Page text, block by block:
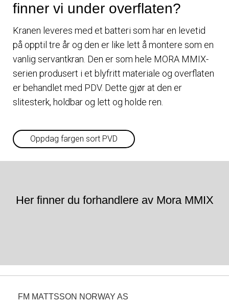
finner vi under overflaten?
Kranen leveres med et batteri som har en levetid
på opptil tre år og den er like lett å montere som en
vanlig servantkran. Den er som hele MORA MMIX-
serien produsert i et blyfritt materiale og overflaten
er behandlet med PDV. Dette gjør at den er
slitesterk, holdbar og lett og holde ren.
Oppdag fargen sort PVD
Her finner du forhandlere av Mora MMIX
FM MATTSSON NORWAY AS